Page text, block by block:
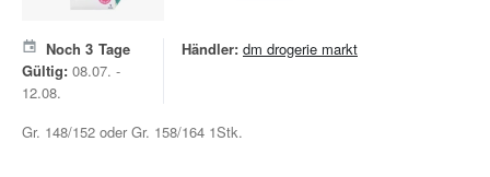
Noch 3 Tage
Gültig: 08.07. -
12.08.
Händler: dm drogerie markt
Gr. 148/152 oder Gr. 158/164 1Stk.